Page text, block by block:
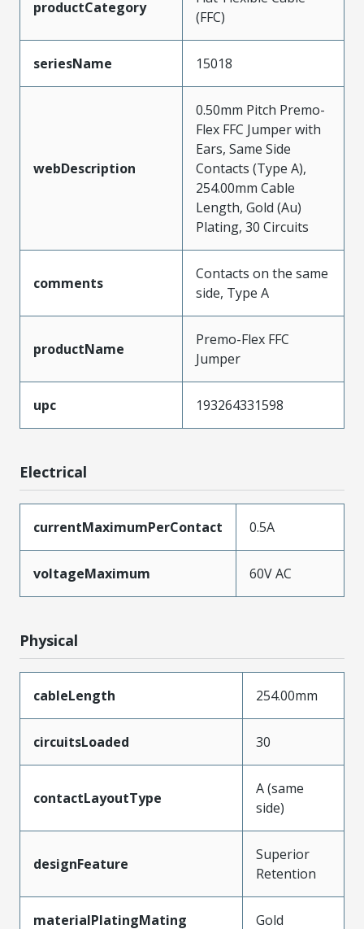
productCategory
(FFC)
seriesName 15018
webDescription
0.50mm Pitch Premo-
Flex FFC Jumper with
Ears, Same Side
Contacts (Type A),
254.00mm Cable
Length, Gold (Au)
Plating, 30 Circuits
comments
Contacts on the same
side, Type A
productName
Premo-Flex FFC
Jumper
upc 193264331598
Electrical
currentMaximumPerContact 0.5A
voltageMaximum 60V AC
Physical
cableLength 254.00mm
circuitsLoaded 30
contactLayoutType
A (same
side)
designFeature
Superior
Retention
materialPlatingMating Gold